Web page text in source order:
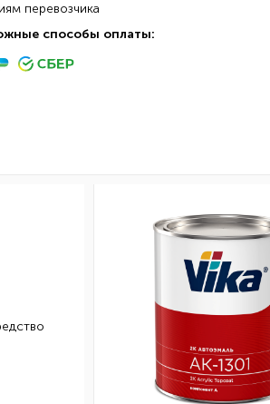
перевозчика
способы оплаты: